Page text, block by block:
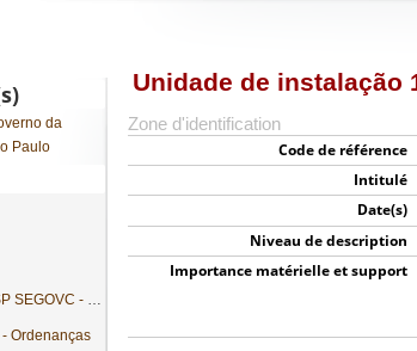
Unidade de instalação
Zone d'identification
Code de référence
Intitulé
Date(s)
Niveau de description
Importance matérielle et support
da
Paulo
Governo da Capitania de São Paulo
- Ordenanças